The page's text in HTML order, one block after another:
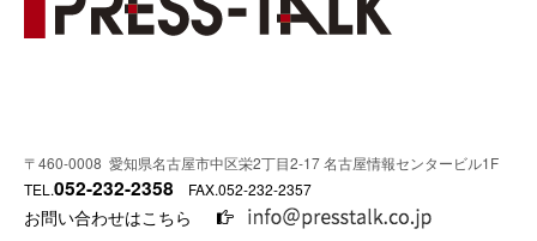
〒460-0008 愛知県名古屋市中区栄2丁目2-17 名古屋情報センタービル1F
TEL.052-232-2358 FAX.052-232-2357
お問い合わせはこちら